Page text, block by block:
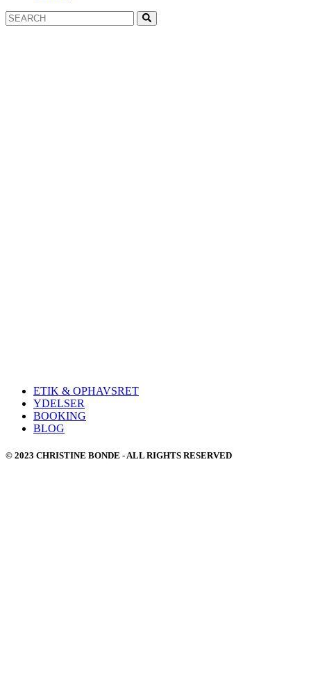
Search
for:
ETIK & OPHAVSRET
YDELSER
BOOKING
BLOG
© 2023 CHRISTINE BONDE - ALL RIGHTS RESERVED